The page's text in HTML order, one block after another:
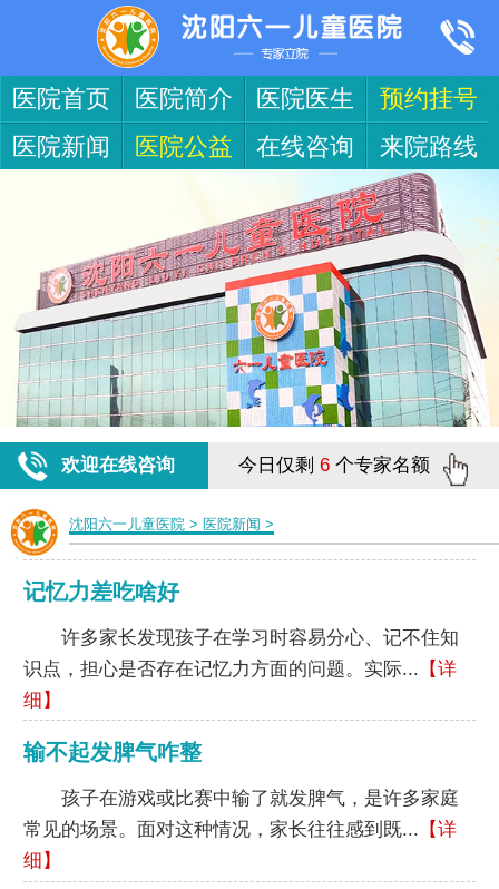
医院首页 医院简介 医院医生
预约挂号
医院新闻
医院公益 在线咨询 来院路线
欢迎在线咨询 今日仅剩 6 个专家名额
沈阳六一儿童医院> 医院新闻 >
记忆力差吃啥好
许多家长发现孩子在学习时容易分心、记不住知
识点，担心是否存在记忆力方面的问题。实际... 【详
细】
输不起发脾气咋整
孩子在游戏或比赛中输了就发脾气，是许多家庭
常见的场景。面对这种情况，家长往往感到既... 【详
细】